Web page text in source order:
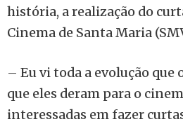
história, a realização do
Cinema de Santa Maria
– Eu vi toda a evolução
que eles deram para o
interessadas em fazer